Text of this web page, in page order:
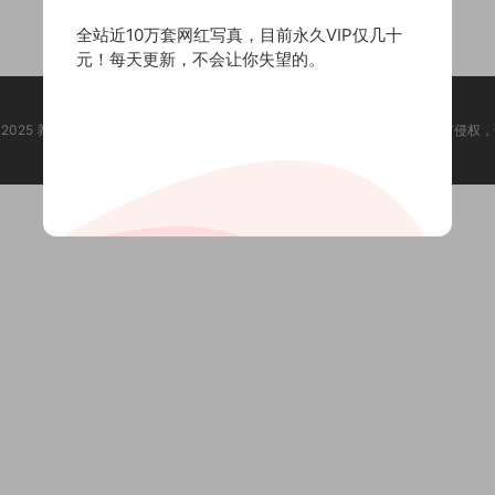
养眼集 版权声明:本站所有资源均收集于网络，版权归原作者所有，如有侵权，
全站近10万套网红写真，目前永久VIP仅几十
元！每天更新，不会让你失望的。